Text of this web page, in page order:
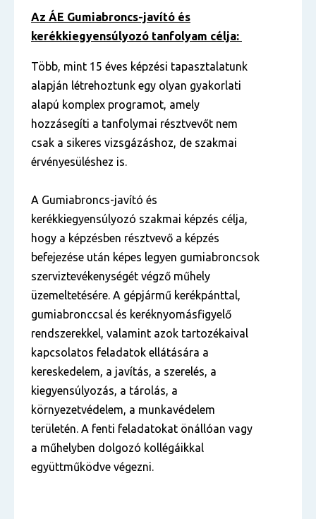
Az ÁE Gumiabroncs-javító és
kerékkiegyensúlyozó tanfolyam célja:
Több, mint 15 éves képzési tapasztalatunk
alapján létrehoztunk egy olyan gyakorlati
alapú komplex programot, amely
hozzásegíti a tanfolymai résztvevőt nem
csak a sikeres vizsgázáshoz, de szakmai
érvényesüléshez is.
A Gumiabroncs-javító és
kerékkiegyensúlyozó szakmai képzés célja,
hogy a képzésben résztvevő a képzés
befejezése után képes legyen gumiabroncsok
szerviztevékenységét végző műhely
üzemeltetésére. A gépjármű kerékpánttal,
gumiabronccsal és keréknyomásfigyelő
rendszerekkel, valamint azok tartozékaival
kapcsolatos feladatok ellátására a
kereskedelem, a javítás, a szerelés, a
kiegyensúlyozás, a tárolás, a
környezetvédelem, a munkavédelem
területén. A fenti feladatokat önállóan vagy
a műhelyben dolgozó kollégáikkal
együttműködve végezni.